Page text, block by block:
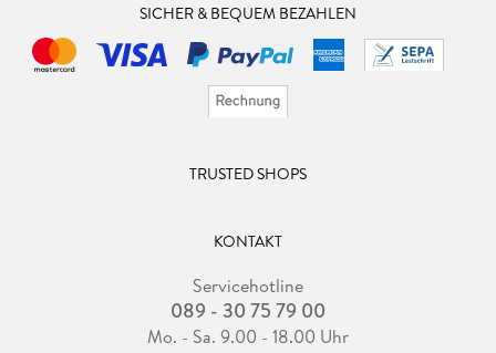
SICHER & BEQUEM BEZAHLEN
TRUSTED SHOPS
KONTAKT
Servicehotline
089 - 30 75 79 00
Mo. - Sa. 9.00 - 18.00 Uhr